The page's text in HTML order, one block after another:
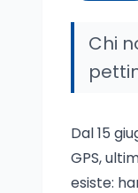
Chi
Dal 15
GPS,
esiste: